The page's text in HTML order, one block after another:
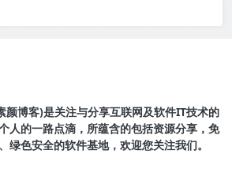
颜博客)是关注与分享互联网及软件IT技术的
人的一路点滴，所蕴含的包括资源分享，免
绿色安全的软件基地，欢迎您关注我们。